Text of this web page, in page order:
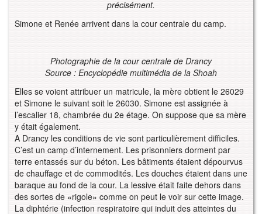
précisément.
Simone et Renée arrivent dans la cour centrale du camp.
Photographie de la cour centrale de Drancy
Source : Encyclopédie multimédia de la Shoah
Elles se voient attribuer un matricule, la mère obtient le 26029
et Simone le suivant soit le 26030. Simone est assignée à
l’escalier 18, chambrée du 2e étage. On suppose que sa mère
y était également.
A Drancy les conditions de vie sont particulièrement difficiles.
C’est un camp d’internement. Les prisonniers dorment par
terre entassés sur du béton. Les bâtiments étaient dépourvus
de chauffage et de commodités. Les douches étaient dans une
baraque au fond de la cour. La lessive était faite dehors dans
des sortes de «rigole» comme on peut le voir sur cette image.
La diphtérie (infection respiratoire qui induit des atteintes du